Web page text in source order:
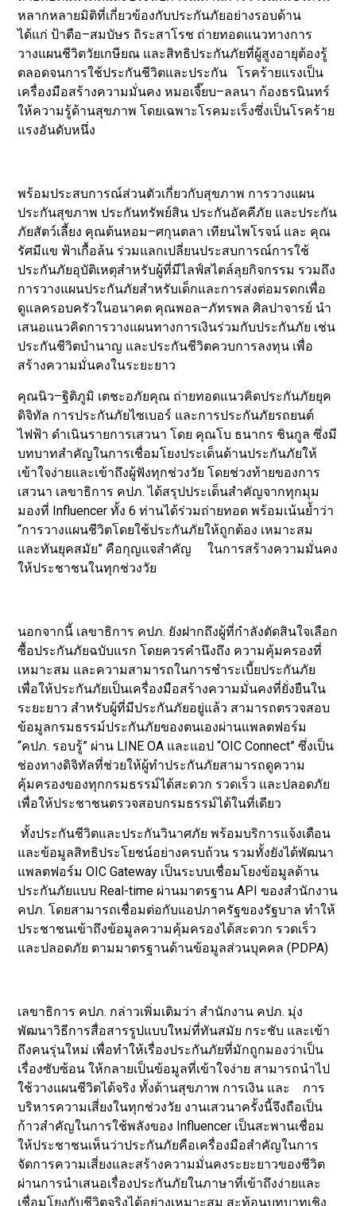
หลากหลายมิติที่เกี่ยวข้องกับประกันภัยอย่างรอบด้าน
ได้แก่ ป้าตือ–สมบัษร ถิระสาโรช ถ่ายทอดแนวทางการ
วางแผนชีวิตวัยเกษียณ และสิทธิประกันภัยที่ผู้สูงอายุต้องรู้
ตลอดจนการใช้ประกันชีวิตและประกัน โรคร้ายแรงเป็น
เครื่องมือสร้างความมั่นคง หมอเจี๊ยบ–ลลนา ก้องธรนินทร์
ให้ความรู้ด้านสุขภาพ โดยเฉพาะโรคมะเร็งซึ่งเป็นโรคร้าย
แรงอันดับหนึ่ง
พร้อมประสบการณ์ส่วนตัวเกี่ยวกับสุขภาพ การวางแผน
ประกันสุขภาพ ประกันทรัพย์สิน ประกันอัคคีภัย และประกัน
ภัยสัตว์เลี้ยง คุณต้นหอม–ศกุนตลา เทียนไพโรจน์ และ คุณ
รัศมีแข ฟ้าเกื้อล้น ร่วมแลกเปลี่ยนประสบการณ์การใช้
ประกันภัยอุบัติเหตุสำหรับผู้ที่มีไลฟ์สไตล์ลุยกิจกรรม รวมถึง
การวางแผนประกันภัยสำหรับเด็กและการส่งต่อมรดกเพื่อ
ดูแลครอบครัวในอนาคต คุณพอล–ภัทรพล ศิลปาจารย์ นำ
เสนอแนวคิดการวางแผนทางการเงินร่วมกับประกันภัย เช่น
ประกันชีวิตบำนาญ และประกันชีวิตควบการลงทุน เพื่อ
สร้างความมั่นคงในระยะยาว
คุณนิว–ฐิติภูมิ เตชะอภัยคุณ ถ่ายทอดแนวคิดประกันภัยยุค
ดิจิทัล การประกันภัยไซเบอร์ และการประกันภัยรถยนต์
ไฟฟ้า ดำเนินรายการเสวนา โดย คุณโบ ธนากร ชินกูล ซึ่งมี
บทบาทสำคัญในการเชื่อมโยงประเด็นด้านประกันภัยให้
เข้าใจง่ายและเข้าถึงผู้ฟังทุกช่วงวัย โดยช่วงท้ายของการ
เสวนา เลขาธิการ คปภ. ได้สรุปประเด็นสำคัญจากทุกมุม
มองที่ Influencer ทั้ง 6 ท่านได้ร่วมถ่ายทอด พร้อมเน้นย้ำว่า
“การวางแผนชีวิตโดยใช้ประกันภัยให้ถูกต้อง เหมาะสม
และทันยุคสมัย” คือกุญแจสำคัญ ในการสร้างความมั่นคง
ให้ประชาชนในทุกช่วงวัย
นอกจากนี้ เลขาธิการ คปภ. ยังฝากถึงผู้ที่กำลังตัดสินใจเลือก
ซื้อประกันภัยฉบับแรก โดยควรคำนึงถึง ความคุ้มครองที่
เหมาะสม และความสามารถในการชำระเบี้ยประกันภัย
เพื่อให้ประกันภัยเป็นเครื่องมือสร้างความมั่นคงที่ยั่งยืนใน
ระยะยาว สำหรับผู้ที่มีประกันภัยอยู่แล้ว สามารถตรวจสอบ
ข้อมูลกรมธรรม์ประกันภัยของตนเองผ่านแพลตฟอร์ม
“คปภ. รอบรู้” ผ่าน LINE OA และแอป “OIC Connect” ซึ่งเป็น
ช่องทางดิจิทัลที่ช่วยให้ผู้ทำประกันภัยสามารถดูความ
คุ้มครองของทุกกรมธรรม์ได้สะดวก รวดเร็ว และปลอดภัย
เพื่อให้ประชาชนตรวจสอบกรมธรรม์ได้ในที่เดียว
ทั้งประกันชีวิตและประกันวินาศภัย พร้อมบริการแจ้งเตือน
และข้อมูลสิทธิประโยชน์อย่างครบถ้วน รวมทั้งยังได้พัฒนา
แพลตฟอร์ม OIC Gateway เป็นระบบเชื่อมโยงข้อมูลด้าน
ประกันภัยแบบ Real-time ผ่านมาตรฐาน API ของสำนักงาน
คปภ. โดยสามารถเชื่อมต่อกับแอปภาครัฐของรัฐบาล ทำให้
ประชาชนเข้าถึงข้อมูลความคุ้มครองได้สะดวก รวดเร็ว
และปลอดภัย ตามมาตรฐานด้านข้อมูลส่วนบุคคล (PDPA)
เลขาธิการ คปภ. กล่าวเพิ่มเติมว่า สำนักงาน คปภ. มุ่ง
พัฒนาวิธีการสื่อสารรูปแบบใหม่ที่ทันสมัย กระชับ และเข้า
ถึงคนรุ่นใหม่ เพื่อทำให้เรื่องประกันภัยที่มักถูกมองว่าเป็น
เรื่องซับซ้อน ให้กลายเป็นข้อมูลที่เข้าใจง่าย สามารถนำไป
ใช้วางแผนชีวิตได้จริง ทั้งด้านสุขภาพ การเงิน และ การ
บริหารความเสี่ยงในทุกช่วงวัย งานเสวนาครั้งนี้จึงถือเป็น
ก้าวสำคัญในการใช้พลังของ Influencer เป็นสะพานเชื่อม
ให้ประชาชนเห็นว่าประกันภัยคือเครื่องมือสำคัญในการ
จัดการความเสี่ยงและสร้างความมั่นคงระยะยาวของชีวิต
ผ่านการนำเสนอเรื่องประกันภัยในภาษาที่เข้าถึงง่ายและ
เชื่อมโยงกับชีวิตจริงได้อย่างเหมาะสม สะท้อนบทบาทเชิง